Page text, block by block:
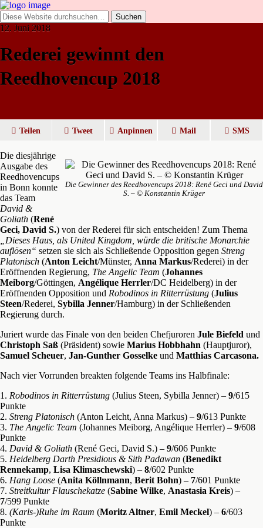
12. Juni 2018
Rederei gewinnt den
Reedhovencup 2018
Teilen Tweet Anpinnen Mail SMS
Die Gewinner des Reedhovencups 2018: René Geci und David
S. – © Konstantin Krüger
Die diesjährige
Ausgabe des
Reedhovencups
in Bonn konnte
das Team
David &
Goliath (René
Geci, David S.) von der Rederei für sich entscheiden! Zum Thema
„Dieses Haus, als United Kingdom, würde die britische Monarchie
auflösen“ setzen sie sich als Schließende Opposition gegen Streng
Platonisch (Anton Leicht/Münster, Anna Markus/Rederei) in der
Eröffnenden Regierung, The Angelic Team (Johannes
Meiborg/Göttingen, Angélique Herrler/DC Heidelberg) in der
Eröffnenden Opposition und Robodinos in Ritterrüstung (Julius
Steen/Rederei, Sybilla Jenner/Hamburg) in der Schließenden
Regierung durch.
Juriert wurde das Finale von den beiden Chefjuroren Jule Biefeld und
Christoph Saß (Präsident) sowie Marius Hobbhahn (Hauptjuror),
Samuel Scheuer, Jan-Gunther Gosselke und Matthias Carcasona.
Nach vier Vorrunden breakten folgende Teams ins Halbfinale:
1. Robodinos in Ritterrüstung (Julius Steen, Sybilla Jenner) – 9/615
Punkte
2. Streng Platonisch (Anton Leicht, Anna Markus) – 9/613 Punkte
3. The Angelic Team (Johannes Meiborg, Angélique Herrler) – 9/608
Punkte
4. David & Goliath (René Geci, David S.) – 9/606 Punkte
5. Heidelberg Darth Presidious & Sith Padawan (Benedikt
Rennekamp, Lisa Klimaschewski) – 8/602 Punkte
6. Hang Loose (Anita Köllnmann, Berit Bohn) – 7/601 Punkte
7. Streitkultur Flauschekatze (Sabine Wilke, Anastasia Kreis) –
7/599 Punkte
8. (Karls-)Ruhe im Raum (Moritz Altner, Emil Meckel) – 6/603
Punkte